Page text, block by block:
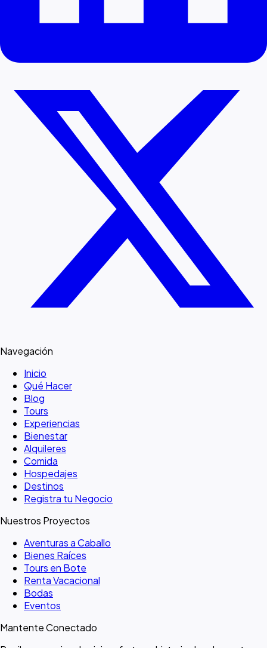
Navegación
Inicio
Qué Hacer
Blog
Tours
Experiencias
Bienestar
Alquileres
Comida
Hospedajes
Destinos
Registra tu Negocio
Nuestros Proyectos
Aventuras a Caballo
Bienes Raíces
Tours en Bote
Renta Vacacional
Bodas
Eventos
Mantente Conectado